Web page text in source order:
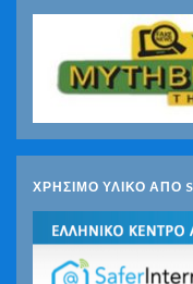
ΧΡΗΣΙΜΟ ΥΛΙΚΟ ΑΠΟ